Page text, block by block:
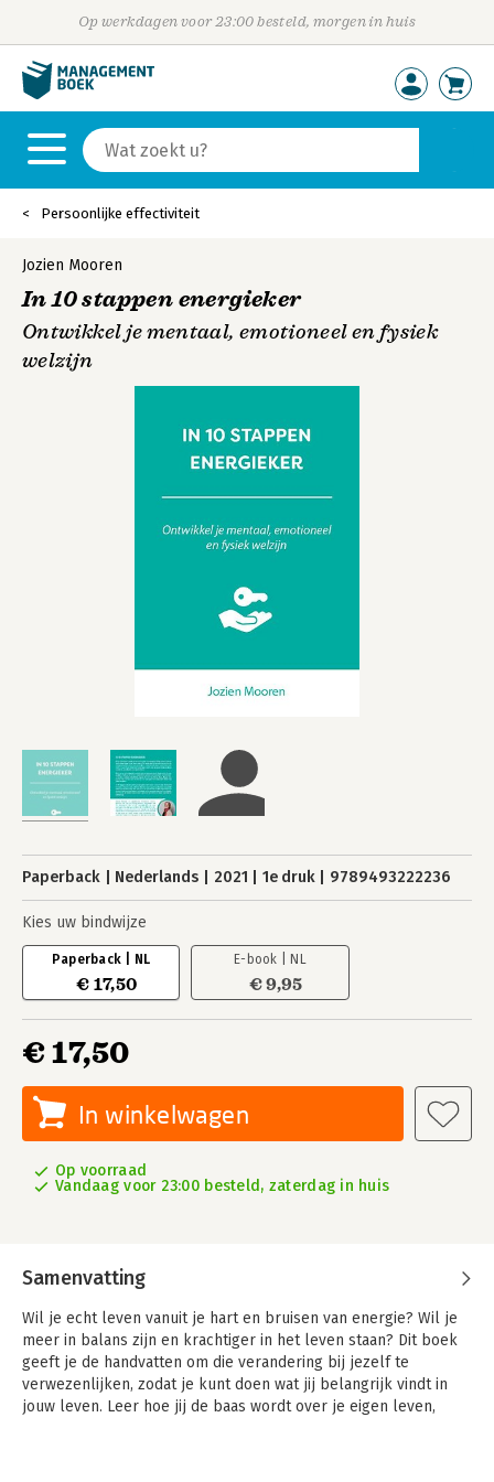
Op werkdagen voor 23:00 besteld, morgen in huis
Persoonlijke effectiviteit
Jozien Mooren
In 10 stappen energieker
Ontwikkel je mentaal, emotioneel en fysiek
welzijn
Paperback Nederlands 2021 1e druk 9789493222236
Kies uw bindwijze
Paperback | NL
€ 17,50
E-book | NL
€ 9,95
€ 17,50
In winkelwagen
Op voorraad
Vandaag voor 23:00 besteld, zaterdag in huis
Samenvatting
Wil je echt leven vanuit je hart en bruisen van energie? Wil je
meer in balans zijn en krachtiger in het leven staan? Dit boek
geeft je de handvatten om die verandering bij jezelf te
verwezenlijken, zodat je kunt doen wat jij belangrijk vindt in
jouw leven. Leer hoe jij de baas wordt over je eigen leven,